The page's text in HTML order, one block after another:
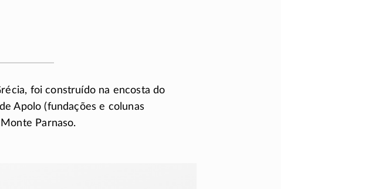
foi construído na encosta do
Apolo (fundações e colunas
Parnaso.